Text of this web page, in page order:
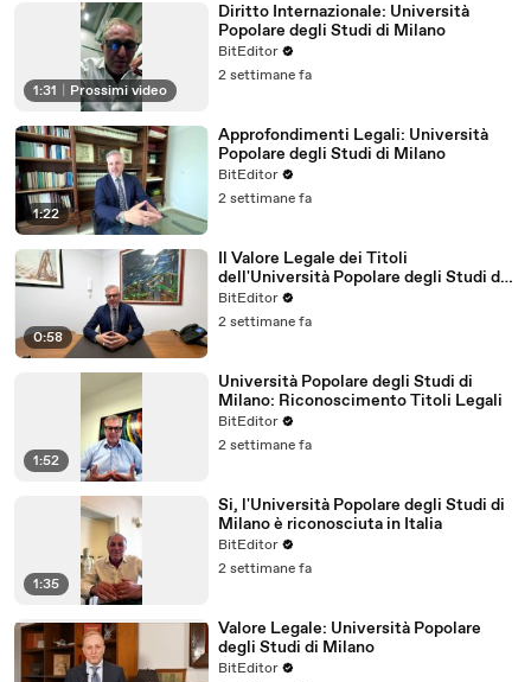
1:31 Prossimi video
Diritto Internazionale: Università
Popolare degli Studi di Milano
BitEditor
2 settimane fa
1:22
Approfondimenti Legali: Università
Popolare degli Studi di Milano
BitEditor
2 settimane fa
0:58
Il Valore Legale dei Titoli
dell'Università Popolare degli Studi di
Milano
BitEditor
2 settimane fa
1:52
Università Popolare degli Studi di
Milano: Riconoscimento Titoli Legali
BitEditor
2 settimane fa
1:35
Si, l'Università Popolare degli Studi di
Milano è riconosciuta in Italia
BitEditor
2 settimane fa
Valore Legale: Università Popolare
degli Studi di Milano
BitEditor